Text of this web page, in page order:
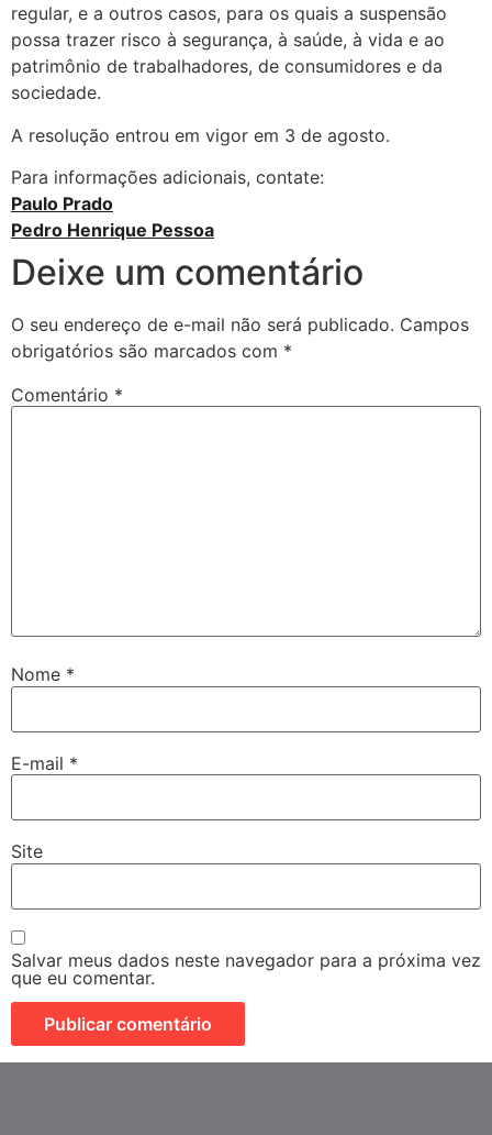
regular, e a outros casos, para os quais a suspensão
possa trazer risco à segurança, à saúde, à vida e ao
patrimônio de trabalhadores, de consumidores e da
sociedade.
A resolução entrou em vigor em 3 de agosto.
Para informações adicionais, contate:
Paulo Prado
Pedro Henrique Pessoa
Deixe um comentário
O seu endereço de e-mail não será publicado. Campos
obrigatórios são marcados com *
Comentário *
Nome *
E-mail *
Site
Salvar meus dados neste navegador para a próxima vez
que eu comentar.